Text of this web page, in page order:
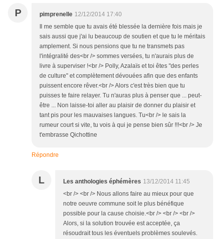
P pimprenelle 12/12/2014 17:40
Il me semble que tu avais été blessée la dernière fois mais je
sais aussi que j'ai lu beaucoup de soutien et que tu le méritais
amplement. Si nous pensions que tu ne transmets pas
l'intégralité des<br /> sommes versées, tu n'aurais plus de
livre à superviser !<br /> Polly, Azalaïs et toi êtes "des perles
de culture" et complètement dévouées afin que des enfants
puissent encore rêver.<br /> Alors c'est très bien que tu
puisses te faire relayer. Tu n'auras plus à penser que ... peut-
être ... Non laisse-toi aller au plaisir de donner du plaisir et
tant pis pour les mauvaises langues. Tu<br /> le sais la
rumeur court si vite, tu vois à qui je pense bien sûr !!!<br /> Je
t'embrasse Qichottine
Répondre
L Les anthologies éphémères 13/12/2014 11:45
<br /> <br /> Nous allons faire au mieux pour que
notre oeuvre commune soit le plus bénéfique
possible pour la cause choisie.<br /> <br /> <br />
Alors, si la solution trouvée est acceptée, ça
résoudrait tous les éventuels problèmes soulevés.